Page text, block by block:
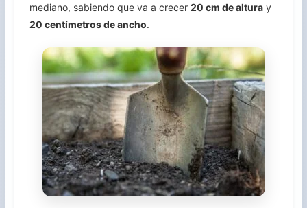
mediano, sabiendo que va a crecer 20 cm de altura y
20 centímetros de ancho.